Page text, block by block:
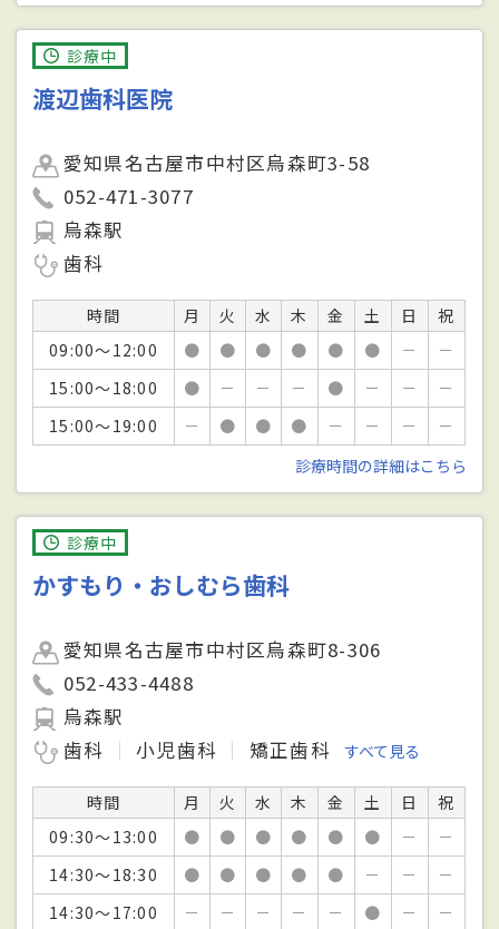
診療中
渡辺歯科医院
愛知県名古屋市中村区烏森町3-58
052-471-3077
烏森駅
歯科
時間 月 火 水 木 金 土 日
祝
09:00～12:00
● ● ● ● ● ● －
－
15:00～18:00
● － － － ● － －
－
15:00～19:00
－ ● ● ● － － －
－
診療時間の詳細はこちら
診療中
かすもり・おしむら歯科
愛知県名古屋市中村区烏森町8-306
052-433-4488
烏森駅
歯科
小児歯科 矯正歯科 すべて見る
時間 月 火 水 木 金 土 日
祝
09:30～13:00
● ● ● ● ● ● －
－
14:30～18:30
● ● ● ● ● － －
－
14:30～17:00
－ － － － － ● － －